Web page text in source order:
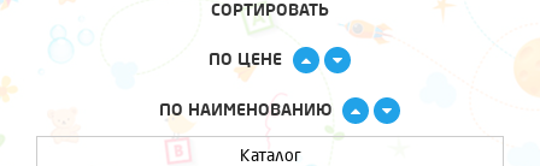
ВАРИАНТЫ
СОТРУДНИЧЕСТВА
СОРТИРОВАТЬ
ПО ЦЕНЕ
ПО НАИМЕНОВАНИЮ
Каталог